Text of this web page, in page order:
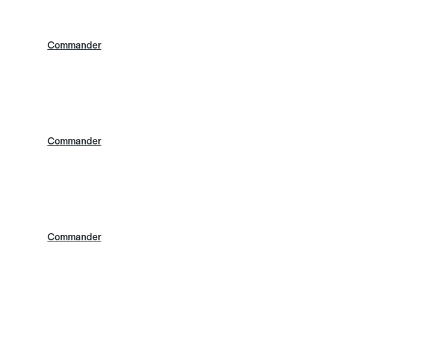
Commander
Commander
Commander